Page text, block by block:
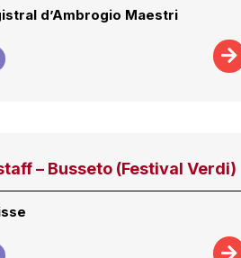
d’Ambrogio Maestri
– Busseto (Festival Verdi)